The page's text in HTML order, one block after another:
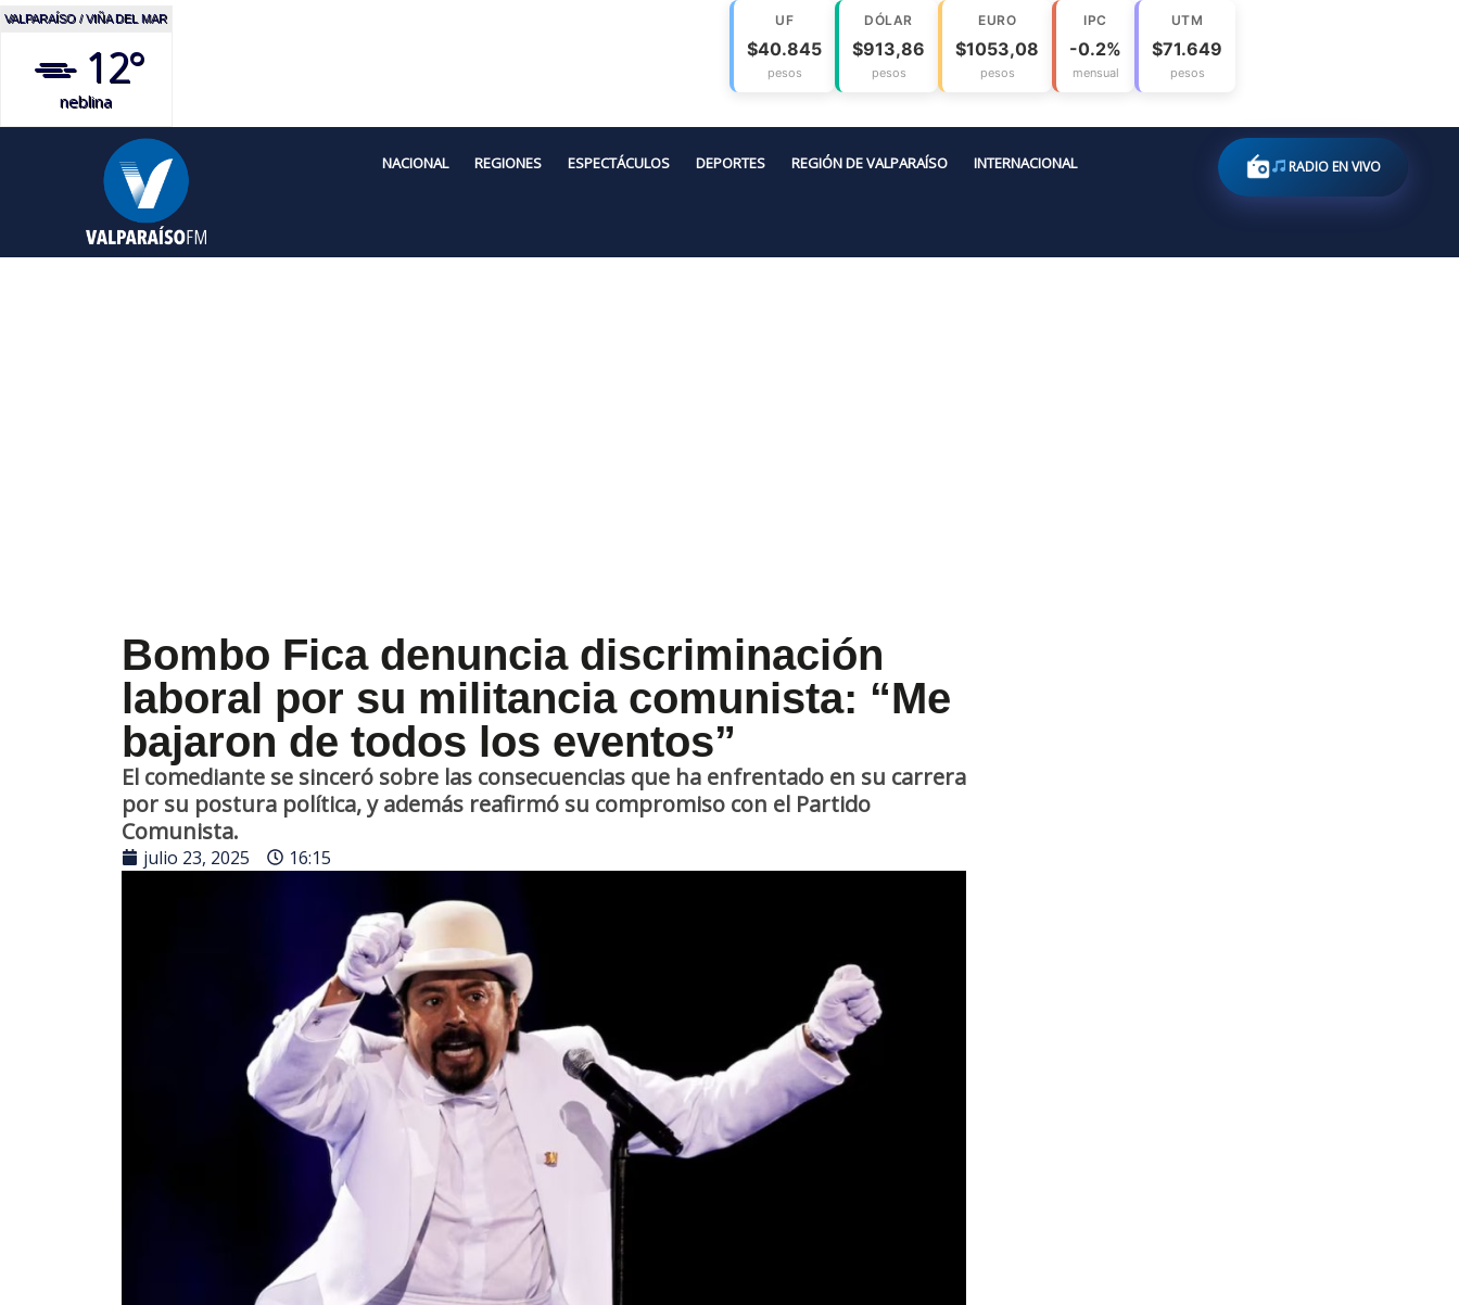
VALPARAÍSO / VIÑA DEL MAR
12°
neblina
UF
$40.845
pesos
DÓLAR
$913,86
pesos
EURO
$1053,08
pesos
IPC
-0.2%
mensual
UTM
$71.649
pesos
NACIONAL REGIONES ESPECTÁCULOS DEPORTES REGIÓN DE VALPARAÍSO INTERNACIONAL RADIO EN VIVO
Bombo Fica denuncia discriminación
laboral por su militancia comunista: “Me
bajaron de todos los eventos”
El comediante se sinceró sobre las consecuencias que ha enfrentado en su carrera
por su postura política, y además reafirmó su compromiso con el Partido
Comunista.
julio 23, 2025 16:15